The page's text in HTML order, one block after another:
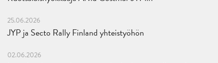
25.06.2026
JYP ja Secto Rally Finland yhteistyöhön
02.06.2026